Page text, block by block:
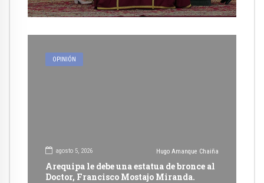
OPINIÓN
agosto 5, 2026 Hugo Amanque Chaiña
Arequipa le debe una estatua de bronce al
Doctor, Francisco Mostajo Miranda.